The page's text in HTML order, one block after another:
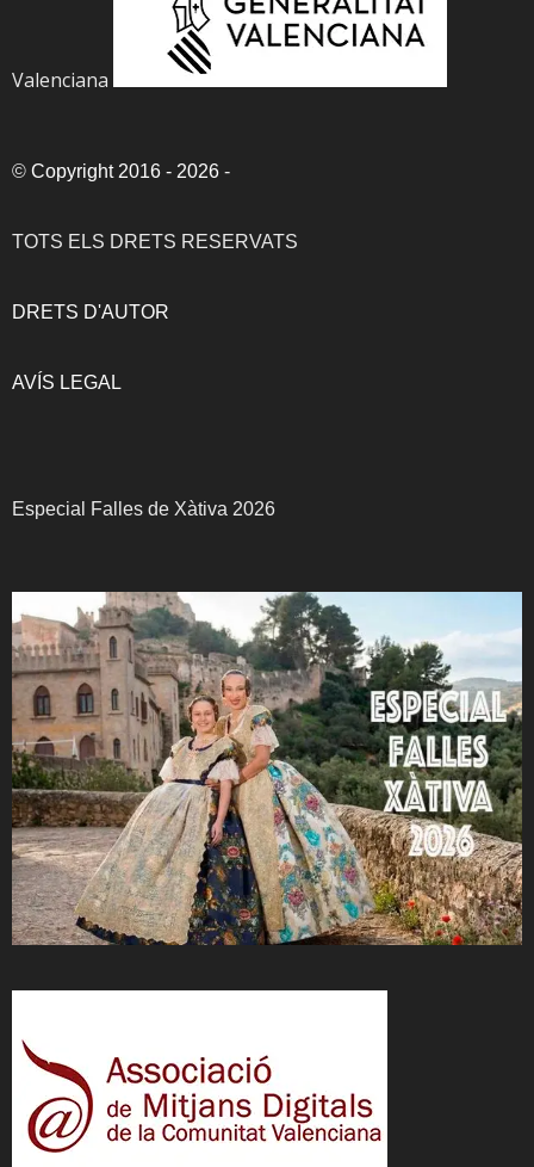
Valenciana
© Copyright 2016 - 2026 -
TOTS ELS DRETS RESERVATS
DRETS D'AUTOR
AVÍS LEGAL
Especial Falles de Xàtiva 2026